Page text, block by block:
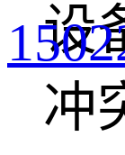
设
冲